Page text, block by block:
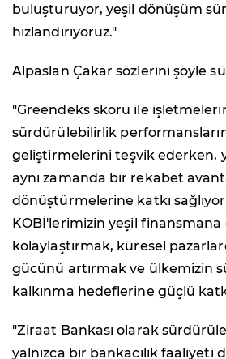
buluşturuyor, yeşil dönüşüm
hızlandırıyoruz."
Alpaslan Çakar sözlerini şöyle
"Greendeks skoru ile
sürdürülebilirlik
geliştirmelerini teşvik ederken,
aynı zamanda bir rekabet
dönüştürmelerine katkı
KOBİ'lerimizin yeşil finansmana
kolaylaştırmak, küresel
gücünü artırmak ve ülkemizin
kalkınma hedeflerine güçlü
"Ziraat Bankası olarak
yalnızca bir bankacılık faaliyeti